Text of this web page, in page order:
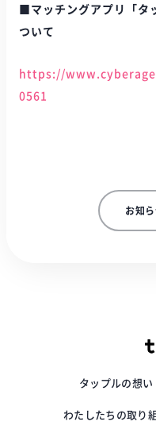
■マッチングアプリ「タ
ついて
https://
0561
お知
タップルの想い
わたしたちの取り